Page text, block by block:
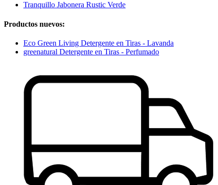
Tranquillo Jabonera Rustic Verde
Productos nuevos:
Eco Green Living Detergente en Tiras - Lavanda
greenatural Detergente en Tiras - Perfumado